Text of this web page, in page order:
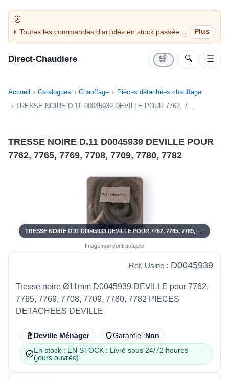
Toutes les commandes d'articles en stock passées
avant 14H sont expédiées le jour même (jours
Direct-Chaudiere 🛒 🔍 ☰
Accueil Catalogues Chauffage
Pièces détachées chauffage
TRESSE NOIRE D.11 D0045939 DEVILLE POUR 7762, 7...
TRESSE NOIRE D.11 D0045939 DEVILLE POUR
7762, 7765, 7769, 7708, 7709, 7780, 7782
TRESSE NOIRE D.11 D0045939 DEVILLE POUR 7762, 7765, 7769, 7708, 7709, 7780, 7782
Image non contractuelle
Ref. Usine : D0045939
Tresse noire Ø11mm D0045939 DEVILLE pour 7762,
7765, 7769, 7708, 7709, 7780, 7782 PIECES
DETACHEES DEVILLE
Deville Ménager Garantie :Non
En stock : EN STOCK : Livré sous 24/72 heures
(jours ouvrés)